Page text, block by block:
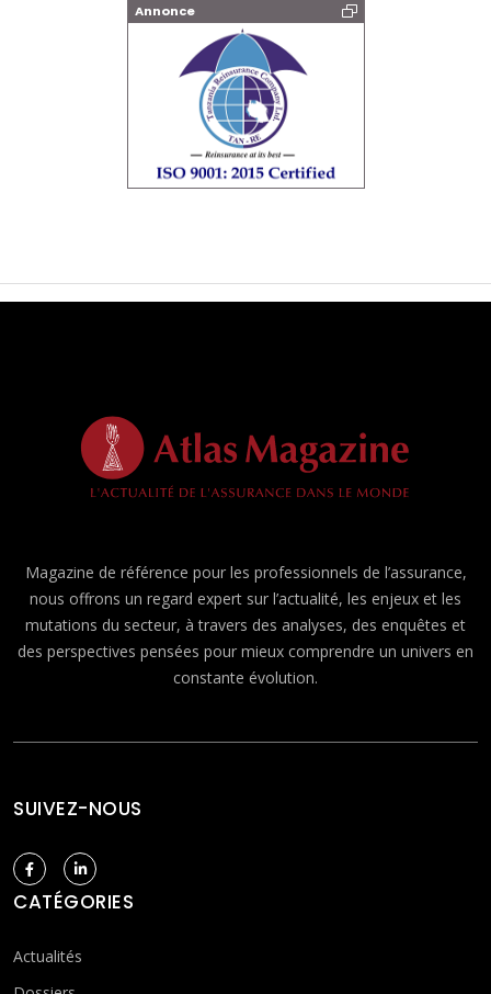
Annonce
Magazine de référence pour les professionnels de l’assurance,
nous offrons un regard expert sur l’actualité, les enjeux et les
mutations du secteur, à travers des analyses, des enquêtes et
des perspectives pensées pour mieux comprendre un univers en
constante évolution.
SUIVEZ-NOUS
CATÉGORIES
Actualités